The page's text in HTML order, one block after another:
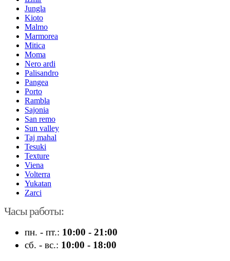
Jungla
Kioto
Malmo
Marmorea
Mitica
Moma
Nero ardi
Palisandro
Pangea
Porto
Rambla
Sajonia
San remo
Sun valley
Taj mahal
Tesuki
Texture
Viena
Volterra
Yukatan
Zarci
Часы работы:
пн. - пт.: 10:00 - 21:00
сб. - вс.: 10:00 - 18:00